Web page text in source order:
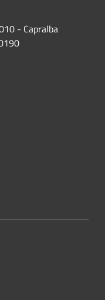
- Capralba